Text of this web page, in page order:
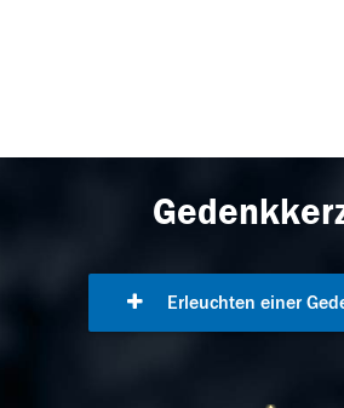
Erleuchten einer